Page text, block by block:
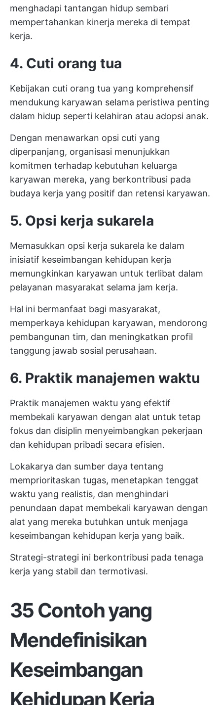
menghadapi tantangan hidup sembari
mempertahankan kinerja mereka di tempat
kerja.
4. Cuti orang tua
Kebijakan cuti orang tua yang komprehensif
mendukung karyawan selama peristiwa penting
dalam hidup seperti kelahiran atau adopsi anak.
Dengan menawarkan opsi cuti yang
diperpanjang, organisasi menunjukkan
komitmen terhadap kebutuhan keluarga
karyawan mereka, yang berkontribusi pada
budaya kerja yang positif dan retensi karyawan.
5. Opsi kerja sukarela
Memasukkan opsi kerja sukarela ke dalam
inisiatif keseimbangan kehidupan kerja
memungkinkan karyawan untuk terlibat dalam
pelayanan masyarakat selama jam kerja.
Hal ini bermanfaat bagi masyarakat,
memperkaya kehidupan karyawan, mendorong
pembangunan tim, dan meningkatkan profil
tanggung jawab sosial perusahaan.
6. Praktik manajemen waktu
Praktik manajemen waktu yang efektif
membekali karyawan dengan alat untuk tetap
fokus dan disiplin menyeimbangkan pekerjaan
dan kehidupan pribadi secara efisien.
Lokakarya dan sumber daya tentang
memprioritaskan tugas, menetapkan tenggat
waktu yang realistis, dan menghindari
penundaan dapat membekali karyawan dengan
alat yang mereka butuhkan untuk menjaga
keseimbangan kehidupan kerja yang baik.
Strategi-strategi ini berkontribusi pada tenaga
kerja yang stabil dan termotivasi.
35 Contoh yang
Mendefinisikan
Keseimbangan
Kehidupan Kerja